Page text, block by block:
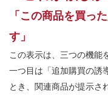
「この商品を買っ
す」
この表示は、三つの機能
一つ目は「追加購買の誘
とき、関連商品が提示さ